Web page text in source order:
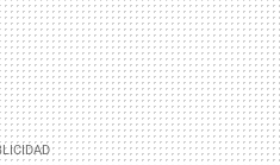
MAIL